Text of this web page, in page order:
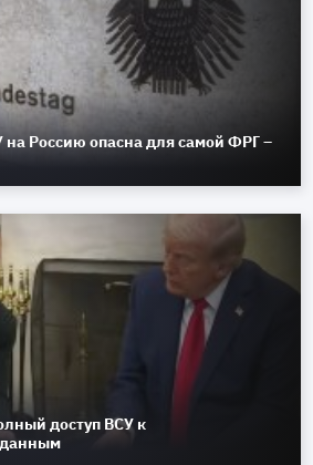
Россию опасна для самой ФРГ –
доступ ВСУ к